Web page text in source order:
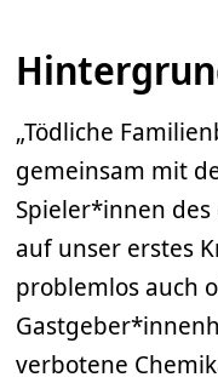
„Tödliche
gemeinsam mit
Spieler*innen
auf unser erstes
problemlos auch
verbotene